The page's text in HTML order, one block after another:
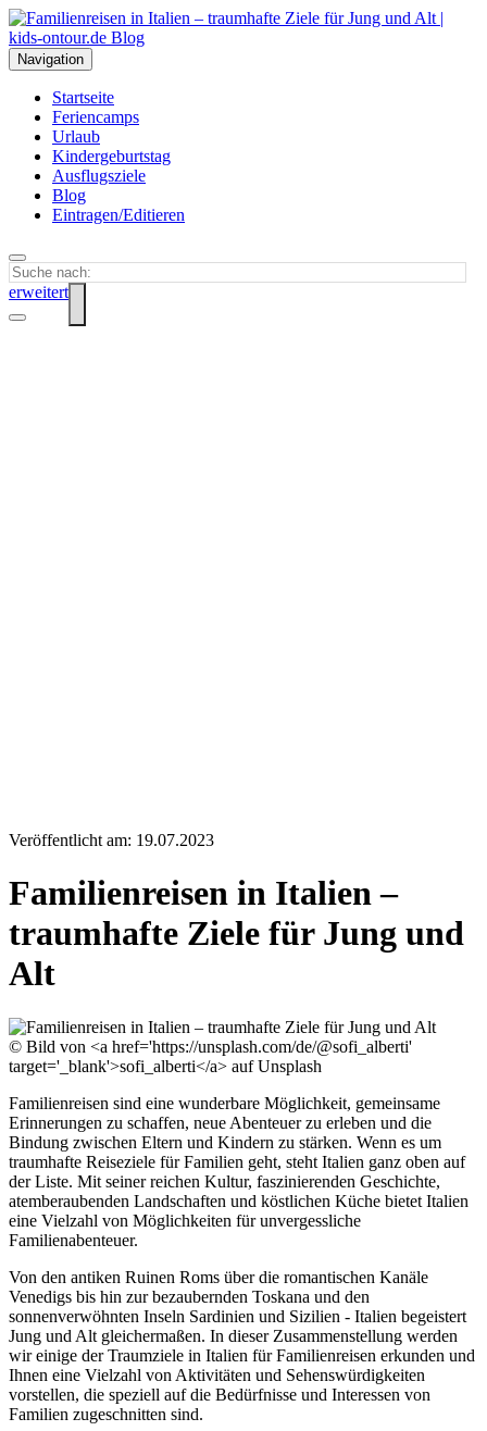
Navigation
Startseite
Feriencamps
Urlaub
Kindergeburtstag
Ausflugsziele
Blog
Eintragen/Editieren
erweitert
Veröffentlicht am: 19.07.2023
Familienreisen in Italien –
traumhafte Ziele für Jung und
Alt
© Bild von <a href='https://unsplash.com/de/@sofi_alberti'
target='_blank'>sofi_alberti</a> auf Unsplash
Familienreisen sind eine wunderbare Möglichkeit, gemeinsame
Erinnerungen zu schaffen, neue Abenteuer zu erleben und die
Bindung zwischen Eltern und Kindern zu stärken. Wenn es um
traumhafte Reiseziele für Familien geht, steht Italien ganz oben auf
der Liste. Mit seiner reichen Kultur, faszinierenden Geschichte,
atemberaubenden Landschaften und köstlichen Küche bietet Italien
eine Vielzahl von Möglichkeiten für unvergessliche
Familienabenteuer.
Von den antiken Ruinen Roms über die romantischen Kanäle
Venedigs bis hin zur bezaubernden Toskana und den
sonnenverwöhnten Inseln Sardinien und Sizilien - Italien begeistert
Jung und Alt gleichermaßen. In dieser Zusammenstellung werden
wir einige der Traumziele in Italien für Familienreisen erkunden und
Ihnen eine Vielzahl von Aktivitäten und Sehenswürdigkeiten
vorstellen, die speziell auf die Bedürfnisse und Interessen von
Familien zugeschnitten sind.